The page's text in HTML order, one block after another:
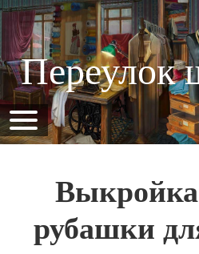
Переулок
рубашки